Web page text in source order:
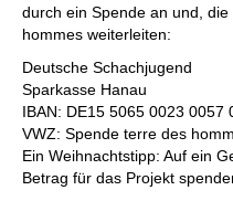
durch ein Spende an und,
hommes weiterleiten:
Deutsche Schachjugend
Sparkasse Hanau
IBAN: DE15 5065 0023 0057
VWZ: Spende terre des
Ein Weihnachtstipp: Auf ein
Betrag für das Projekt